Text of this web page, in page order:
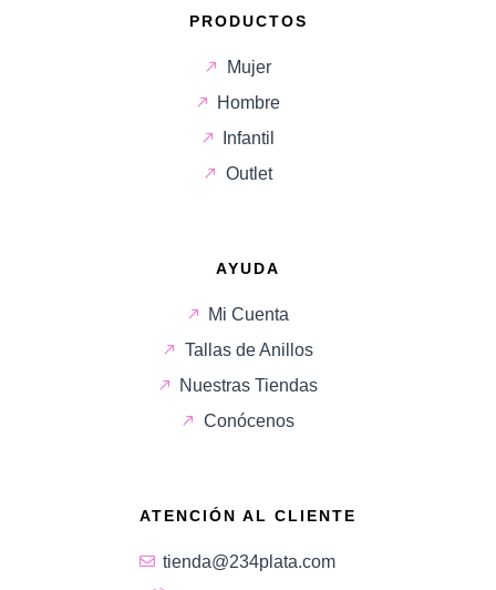
PRODUCTOS
Mujer
Hombre
Infantil
Outlet
AYUDA
Mi Cuenta
Tallas de Anillos
Nuestras Tiendas
Conócenos
ATENCIÓN AL CLIENTE
tienda@234plata.com